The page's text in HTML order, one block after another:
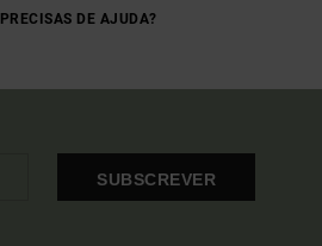
PRECISAS DE AJUDA?
SUBSCREVER